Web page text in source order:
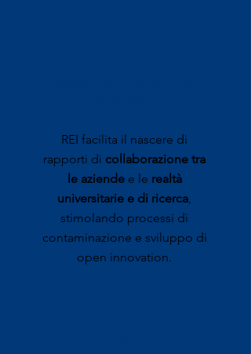
REI facilita il nascere di
rapporti di collaborazione tra
le aziendee le realtà
universitarie e di ricerca,
stimolando processi di
contaminazione e sviluppo di
open innovation.